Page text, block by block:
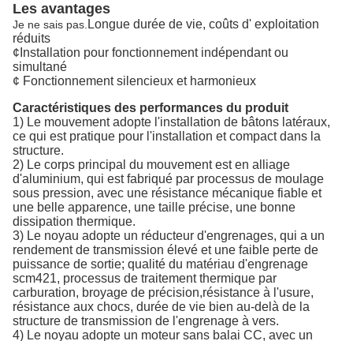
Les avantages
Je ne sais pas. Longue durée de vie, coûts d' exploitation
réduits
¢Installation pour fonctionnement indépendant ou
simultané
¢ Fonctionnement silencieux et harmonieux
Caractéristiques des performances du produit
1) Le mouvement adopte l'installation de bâtons latéraux,
ce qui est pratique pour l'installation et compact dans la
structure.
2) Le corps principal du mouvement est en alliage
d'aluminium, qui est fabriqué par processus de moulage
sous pression, avec une résistance mécanique fiable et
une belle apparence, une taille précise, une bonne
dissipation thermique.
3) Le noyau adopte un réducteur d'engrenages, qui a un
rendement de transmission élevé et une faible perte de
puissance de sortie; qualité du matériau d'engrenage
scm421, processus de traitement thermique par
carburation, broyage de précision,résistance à l'usure,
résistance aux chocs, durée de vie bien au-delà de la
structure de transmission de l'engrenage à vers.
4) Le noyau adopte un moteur sans balai CC, avec un